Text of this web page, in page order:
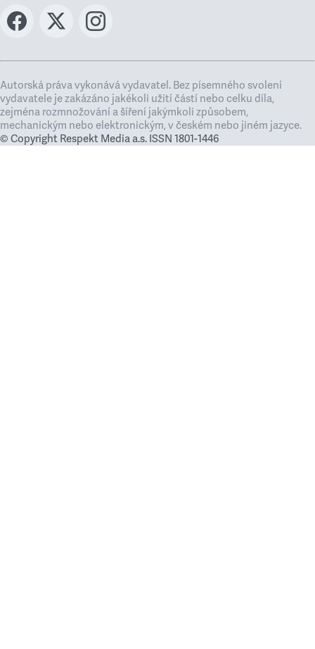
Autorská práva vykonává vydavatel. Bez písemného svolení
vydavatele je zakázáno jakékoli užití částí nebo celku díla,
zejména rozmnožování a šíření jakýmkoli způsobem,
mechanickým nebo elektronickým, v českém nebo jiném jazyce.
© Copyright Respekt Media a.s. ISSN 1801-1446